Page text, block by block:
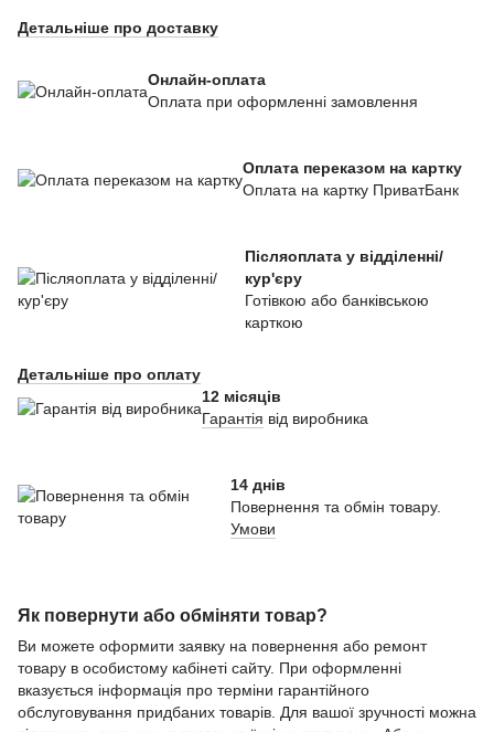
Детальніше про доставку
Онлайн-оплата
Оплата при оформленні замовлення
Оплата переказом на картку
Оплата на картку ПриватБанк
Післяоплата у відділенні/
кур'єру
Готівкою або банківською
карткою
Детальніше про оплату
12 місяців
Гарантія від виробника
14 днів
Повернення та обмін товару.
Умови
Як повернути або обміняти товар?
Ви можете оформити заявку на повернення або ремонт
товару в особистому кабінеті сайту. При оформленні
вказується інформація про терміни гарантійного
обслуговування придбаних товарів. Для вашої зручності можна